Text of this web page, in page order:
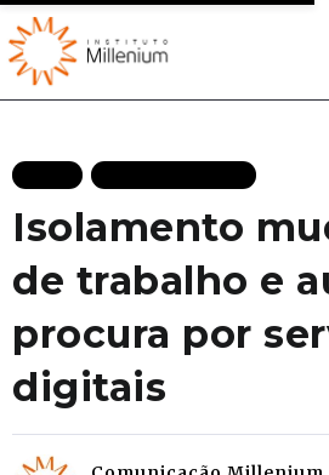
Isolamento
de trabalho e
procura por
digitais